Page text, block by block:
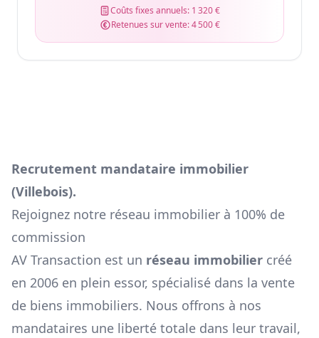
Coûts fixes annuels: 1 320 €
Retenues sur vente:4 500 €
Recrutement mandataire immobilier
(Villebois).
Rejoignez notre réseau immobilier à 100% de
commission
AV Transaction est un réseau immobilier créé
en 2006 en plein essor, spécialisé dans la vente
de biens immobiliers. Nous offrons à nos
mandataires une liberté totale dans leur travail,